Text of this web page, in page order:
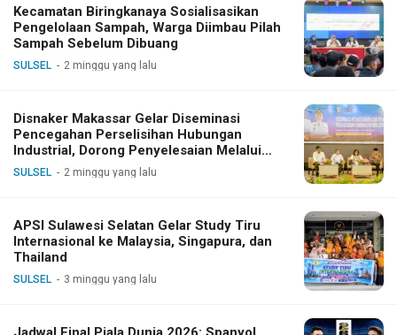
Kecamatan Biringkanaya Sosialisasikan
Pengelolaan Sampah, Warga Diimbau Pilah
Sampah Sebelum Dibuang
SULSEL 2 minggu yang lalu
Disnaker Makassar Gelar Diseminasi
Pencegahan Perselisihan Hubungan
Industrial, Dorong Penyelesaian Melalui
Dialog
SULSEL 2 minggu yang lalu
APSI Sulawesi Selatan Gelar Study Tiru
Internasional ke Malaysia, Singapura, dan
Thailand
SULSEL 3 minggu yang lalu